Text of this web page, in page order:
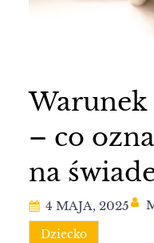
– co
na
4 MAJA, 2025
Dziecko